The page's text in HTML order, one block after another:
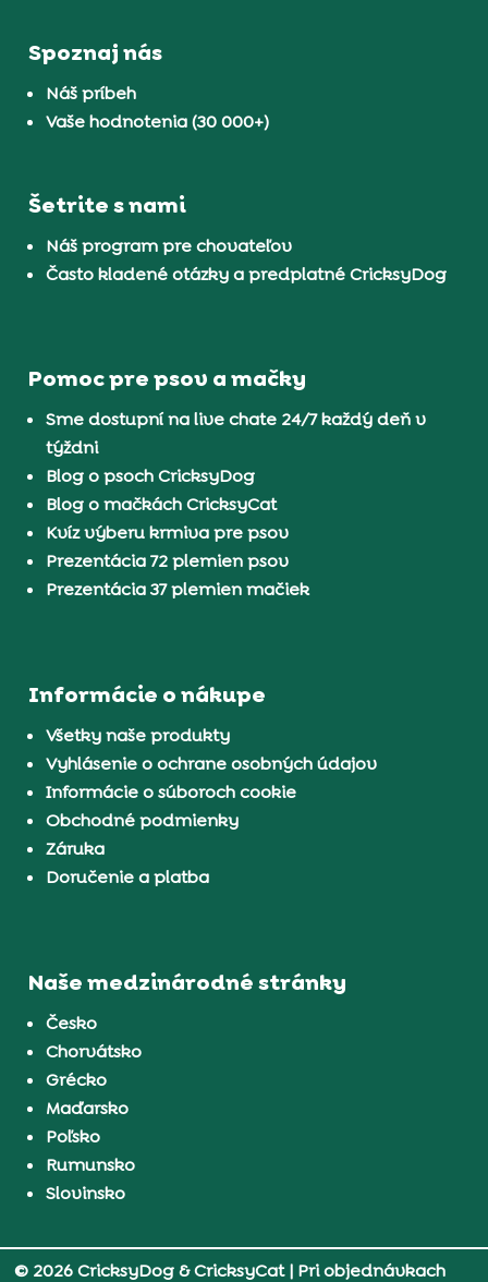
Spoznaj nás
Náš príbeh
Vaše hodnotenia (30 000+)
Šetrite s nami
Náš program pre chovateľov
Často kladené otázky a predplatné CricksyDog
Pomoc pre psov a mačky
Sme dostupní na live chate 24/7 každý deň v
týždni
Blog o psoch CricksyDog
Blog o mačkách CricksyCat
Kvíz výberu krmiva pre psov
Prezentácia 72 plemien psov
Prezentácia 37 plemien mačiek
Informácie o nákupe
Všetky naše produkty
Vyhlásenie o ochrane osobných údajov
Informácie o súboroch cookie
Obchodné podmienky
Záruka
Doručenie a platba
Naše medzinárodné stránky
Česko
Chorvátsko
Grécko
Maďarsko
Poľsko
Rumunsko
Slovinsko
© 2026 CricksyDog & CricksyCat| Pri objednávkach